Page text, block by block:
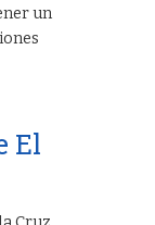
un
El